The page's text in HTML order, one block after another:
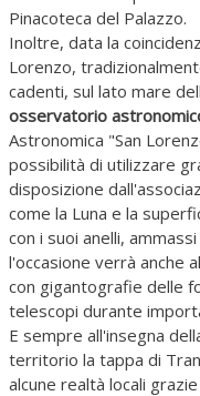
Pinacoteca del Palazzo.
Inoltre, data la
Lorenzo,
cadenti, sul lato mare
osservatorio
Astronomica "San
possibilità di utilizzare
disposizione
come la Luna e la
con i suoi anelli,
l'occasione verrà anche
con gigantografie delle
telescopi durante
E sempre all'insegna
territorio la tappa di
alcune realtà locali